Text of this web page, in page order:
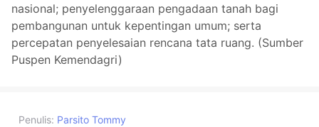
nasional; penyelenggaraan pengadaan tanah bagi
pembangunan untuk kepentingan umum; serta
percepatan penyelesaian rencana tata ruang. (Sumber
Puspen Kemendagri)
Penulis: Parsito Tommy